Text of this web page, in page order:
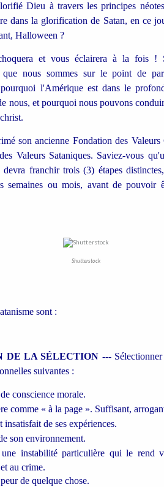
Dieu à travers les principes
dans la glorification de Satan, en ce
Halloween ?
et vous éclairera à la fois !
que nous sommes sur le point de
l'Amérique est dans le
nous, et pourquoi nous pouvons
son ancienne Fondation des Valeurs
Valeurs Sataniques. Saviez-vous
devra franchir trois (3) étapes
semaines ou mois, avant de pouvoir
Shutterstock
sont :
DE LA SÉLECTION ---
suivantes :
conscience morale.
comme « à la page ». Suffisant,
insatisfait de ses expériences.
son environnement.
une instabilité particulière qui le rend
au crime.
de quelque chose.